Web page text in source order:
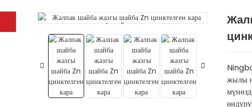
Loading...
Loading...
жылы